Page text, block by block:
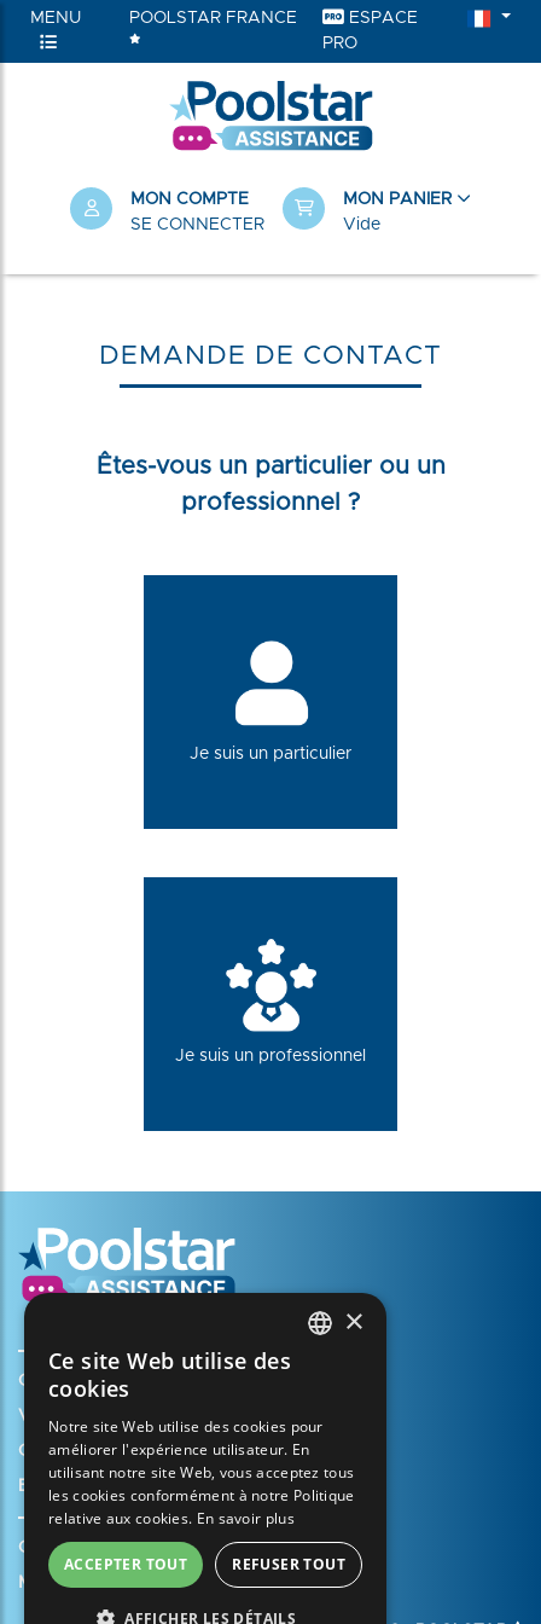
MENU POOLSTAR FRANCE
ESPACE
PRO
MON COMPTE
SE CONNECTER
MON PANIER
Vide
DEMANDE DE CONTACT
Êtes-vous un particulier ou un
professionnel ?
Je suis un particulier
Je suis un professionnel
Créer mon compte
Votre panier
Ouvrir un dossier d’assistance
Enregistrer ma garantie
Conditions générales de vente
Mentions légales
FRENCH
SPANISH
ITALIAN
GERMAN
×
Ce site Web utilise des
cookies
Notre site Web utilise des cookies pour
améliorer l'expérience utilisateur. En
utilisant notre site Web, vous acceptez tous
les cookies conformément à notre Politique
relative aux cookies. En savoir plus
ACCEPTER TOUT REFUSER TOUT
AFFICHER LES DÉTAILS